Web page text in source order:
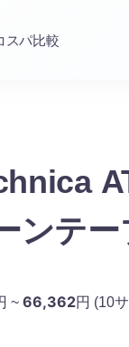
スパ比較
ル オーディ
~ 66,362円 (10